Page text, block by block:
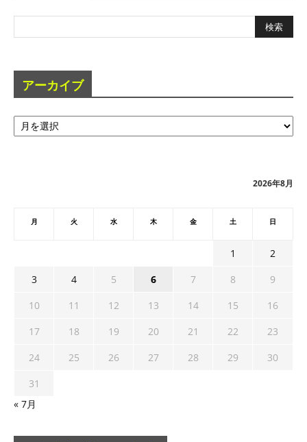
アーカイブ
ア
ー
2026年8月
月 火 水 木 金 土 日
1
2
3
4 5 6 7 8
9
10
11 12 13 14 15
16
17
18 19 20 21 22
23
24
25 26 27 28 29
30
31
« 7月